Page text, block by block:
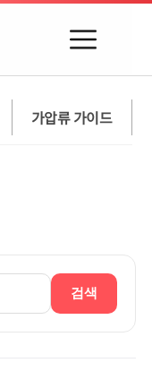
가압류 가이드
검색